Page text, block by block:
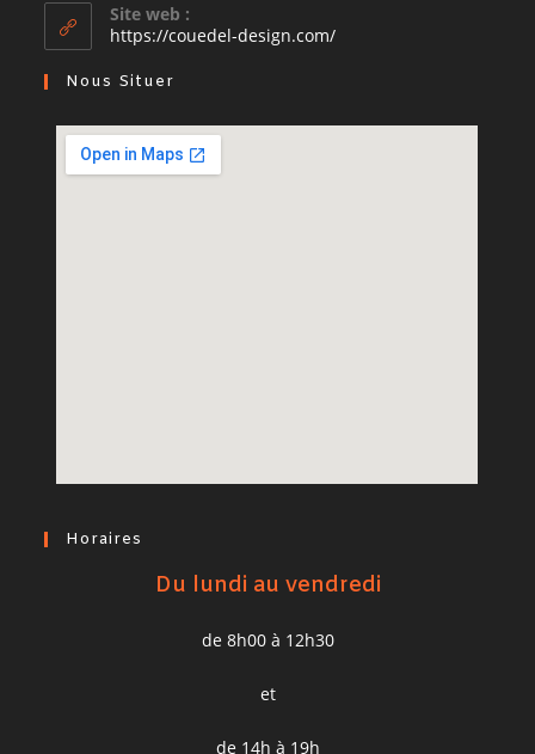
Site web :
https://couedel-design.com/
Nous Situer
Horaires
Du lundi au vendredi
de 8h00 à 12h30
et
de 14h à 19h